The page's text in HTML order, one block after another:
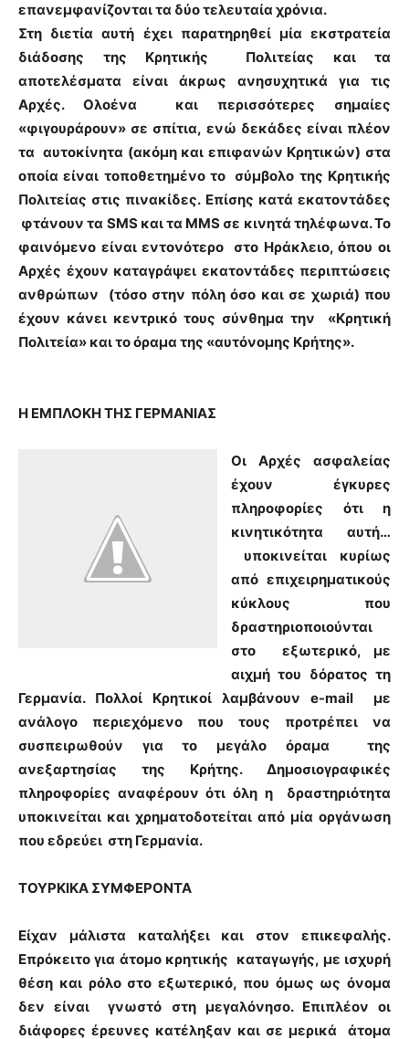
επανεμφανίζονται τα δύο τελευταία χρόνια.
Στη διετία αυτή έχει παρατηρηθεί μία εκστρατεία
διάδοσης της Κρητικής Πολιτείας και τα
αποτελέσματα είναι άκρως ανησυχητικά για τις
Αρχές. Ολοένα και περισσότερες σημαίες
«φιγουράρουν» σε σπίτια, ενώ δεκάδες είναι πλέον
τα αυτοκίνητα (ακόμη και επιφανών Κρητικών) στα
οποία είναι τοποθετημένο το σύμβολο της Κρητικής
Πολιτείας στις πινακίδες. Επίσης κατά εκατοντάδες
φτάνουν τα SMS και τα MMS σε κινητά τηλέφωνα. Το
φαινόμενο είναι εντονότερο στο Ηράκλειο, όπου οι
Αρχές έχουν καταγράψει εκατοντάδες περιπτώσεις
ανθρώπων (τόσο στην πόλη όσο και σε χωριά) που
έχουν κάνει κεντρικό τους σύνθημα την «Κρητική
Πολιτεία» και το όραμα της «αυτόνομης Κρήτης».
Η ΕΜΠΛΟΚΗ ΤΗΣ ΓΕΡΜΑΝΙΑΣ
Οι Αρχές ασφαλείας
έχουν έγκυρες
πληροφορίες ότι η
κινητικότητα αυτή…
υποκινείται κυρίως
από επιχειρηματικούς
κύκλους που
δραστηριοποιούνται
στο εξωτερικό, με
αιχμή του δόρατος τη
Γερμανία. Πολλοί Κρητικοί λαμβάνουν e-mail με
ανάλογο περιεχόμενο που τους προτρέπει να
συσπειρωθούν για το μεγάλο όραμα της
ανεξαρτησίας της Κρήτης. Δημοσιογραφικές
πληροφορίες αναφέρουν ότι όλη η δραστηριότητα
υποκινείται και χρηματοδοτείται από μία οργάνωση
που εδρεύει στη Γερμανία.
ΤΟΥΡΚΙΚΑ ΣΥΜΦΕΡΟΝΤΑ
Είχαν μάλιστα καταλήξει και στον επικεφαλής.
Επρόκειτο για άτομο κρητικής καταγωγής, με ισχυρή
θέση και ρόλο στο εξωτερικό, που όμως ως όνομα
δεν είναι γνωστό στη μεγαλόνησο. Επιπλέον οι
διάφορες έρευνες κατέληξαν και σε μερικά άτομα